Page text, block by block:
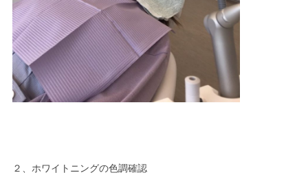
２、ホワイトニングの色調確認